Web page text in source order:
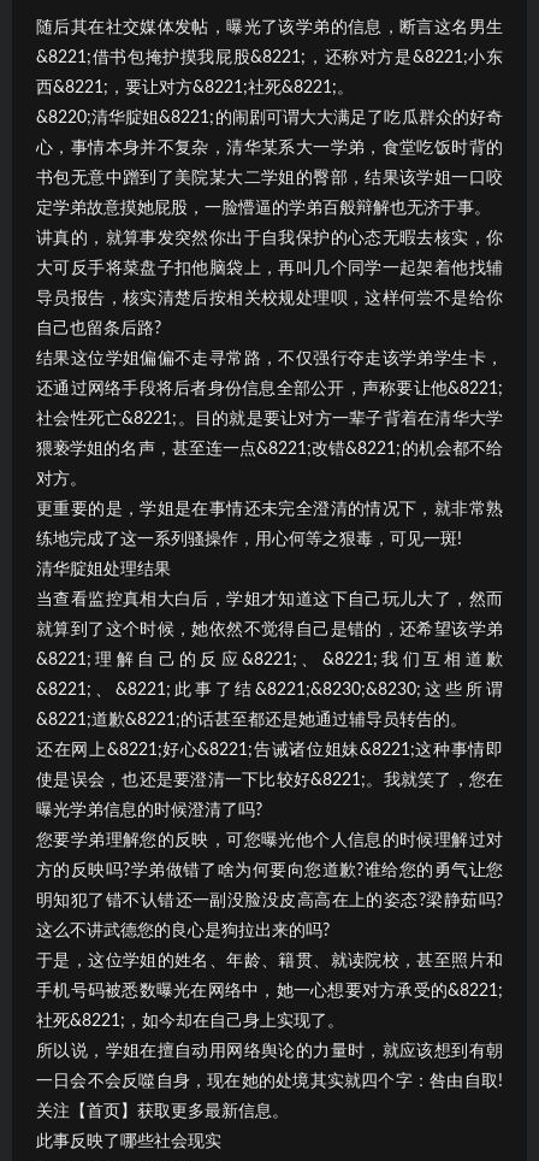
随后其在社交媒体发帖，曝光了该学弟的信息，断言这名男生
&8221;借书包掩护摸我屁股&8221;，还称对方是&8221;小东
西&8221;，要让对方&8221;社死&8221;。
&8220;清华腚姐&8221;的闹剧可谓大大满足了吃瓜群众的好奇
心，事情本身并不复杂，清华某系大一学弟，食堂吃饭时背的
书包无意中蹭到了美院某大二学姐的臀部，结果该学姐一口咬
定学弟故意摸她屁股，一脸懵逼的学弟百般辩解也无济于事。
讲真的，就算事发突然你出于自我保护的心态无暇去核实，你
大可反手将菜盘子扣他脑袋上，再叫几个同学一起架着他找辅
导员报告，核实清楚后按相关校规处理呗，这样何尝不是给你
自己也留条后路?
结果这位学姐偏偏不走寻常路，不仅强行夺走该学弟学生卡，
还通过网络手段将后者身份信息全部公开，声称要让他&8221;
社会性死亡&8221;。目的就是要让对方一辈子背着在清华大学
猥亵学姐的名声，甚至连一点&8221;改错&8221;的机会都不给
对方。
更重要的是，学姐是在事情还未完全澄清的情况下，就非常熟
练地完成了这一系列骚操作，用心何等之狠毒，可见一斑!
清华腚姐处理结果
当查看监控真相大白后，学姐才知道这下自己玩儿大了，然而
就算到了这个时候，她依然不觉得自己是错的，还希望该学弟
&8221;理解自己的反应&8221;、&8221;我们互相道歉
&8221;、&8221;此事了结&8221;&8230;&8230;这些所谓
&8221;道歉&8221;的话甚至都还是她通过辅导员转告的。
还在网上&8221;好心&8221;告诫诸位姐妹&8221;这种事情即
使是误会，也还是要澄清一下比较好&8221;。我就笑了，您在
曝光学弟信息的时候澄清了吗?
您要学弟理解您的反映，可您曝光他个人信息的时候理解过对
方的反映吗?学弟做错了啥为何要向您道歉?谁给您的勇气让您
明知犯了错不认错还一副没脸没皮高高在上的姿态?梁静茹吗?
这么不讲武德您的良心是狗拉出来的吗?
于是，这位学姐的姓名、年龄、籍贯、就读院校，甚至照片和
手机号码被悉数曝光在网络中，她一心想要对方承受的&8221;
社死&8221;，如今却在自己身上实现了。
所以说，学姐在擅自动用网络舆论的力量时，就应该想到有朝
一日会不会反噬自身，现在她的处境其实就四个字：咎由自取!
关注【首页】获取更多最新信息。
此事反映了哪些社会现实